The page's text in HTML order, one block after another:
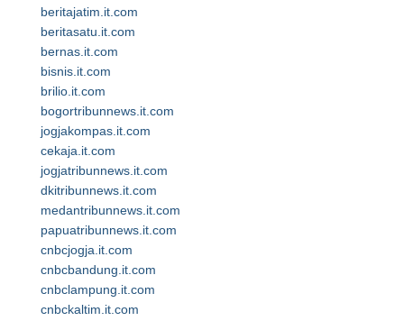
beritajatim.it.com
beritasatu.it.com
bernas.it.com
bisnis.it.com
brilio.it.com
bogortribunnews.it.com
jogjakompas.it.com
cekaja.it.com
jogjatribunnews.it.com
dkitribunnews.it.com
medantribunnews.it.com
papuatribunnews.it.com
cnbcjogja.it.com
cnbcbandung.it.com
cnbclampung.it.com
cnbckaltim.it.com